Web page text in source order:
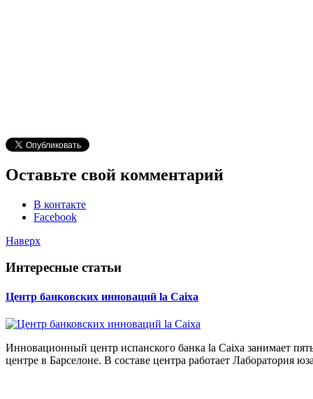
Оставьте свой комментарий
В контакте
Facebook
Наверх
Интересные статьи
Центр банковских инноваций la Caixa
Инновационный центр испанского банка la Caixa занимает
центре в Барселоне. В составе центра работает Лаборатория